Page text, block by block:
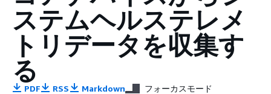
ステムヘルステレメ
トリデータを収集す
る
PDF RSS Markdown フォーカスモード